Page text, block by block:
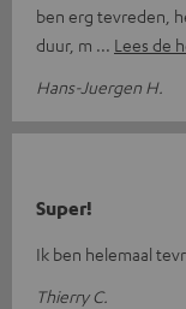
ben erg tevreden,
duur, m
Lees de
Hans-Juergen H.
Super!
Ik ben helemaal
Thierry C.